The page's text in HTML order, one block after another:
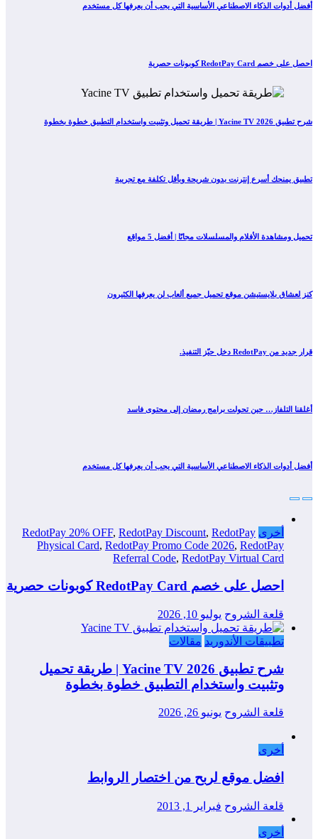
أفضل أدوات الذكاء الاصطناعي الأساسية التي يجب أن يعرفها كل مستخدم
احصل على خصم RedotPay Card كوبونات حصرية
شرح تطبيق Yacine TV 2026 | طريقة تحميل وتثبيت واستخدام التطبيق خطوة بخطوة
تطبيق يمنحك أسرع إنترنت بدون شريحة وبأقل تكلفة مع تجريبة
تحميل ومشاهدة الأفلام والمسلسلات مجانًا | أفضل 5 مواقع
كنز لعشاق بلايستيشن موقع تحميل جميع ألعاب لن يعرفها الكثيرون
قرار جديد من RedotPay دخل حيّز التنفيذ.
أغلقنا التلفاز… حين تحولت برامج رمضان إلى محتوى فاسد
أفضل أدوات الذكاء الاصطناعي الأساسية التي يجب أن يعرفها كل مستخدم
أخرى RedotPay 20% OFF, RedotPay Discount, RedotPay
Physical Card, RedotPay Promo Code 2026, RedotPay
Referral Code, RedotPay Virtual Card
احصل على خصم RedotPay Card كوبونات حصرية
قلعة الشروح يوليو 10, 2026
تطبيقات الأندوريد مقالات
شرح تطبيق Yacine TV 2026 | طريقة تحميل
وتثبيت واستخدام التطبيق خطوة بخطوة
قلعة الشروح يونيو 26, 2026
أخرى
افضل موقع لربح من اختصار الروابط
قلعة الشروح فبراير 1, 2013
أخرى